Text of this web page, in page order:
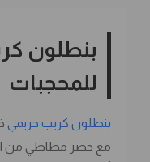
بنطلون
للمحجبات
بنطلون كريب حريمي
مع خصر مطاطي من